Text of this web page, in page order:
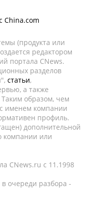
China.com
(продукта или
редактором
портала CNews.
разделов
статьи,
а также
образом, чем
именем компании
профиль.
дополнительной
компании или
CNews.ru c 11.1998
очереди разбора -